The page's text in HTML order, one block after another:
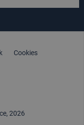
Cookies
2026